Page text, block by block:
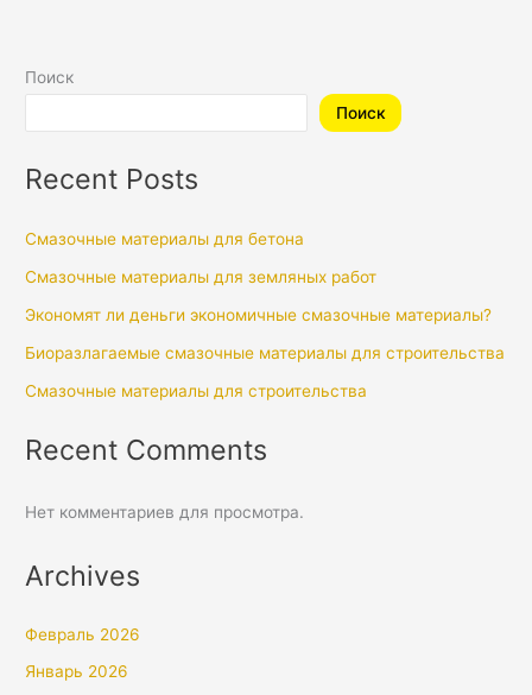
Поиск
Поиск
Recent Posts
Смазочные материалы для бетона
Смазочные материалы для земляных работ
Экономят ли деньги экономичные смазочные материалы?
Биоразлагаемые смазочные материалы для строительства
Смазочные материалы для строительства
Recent Comments
Нет комментариев для просмотра.
Archives
Февраль 2026
Январь 2026